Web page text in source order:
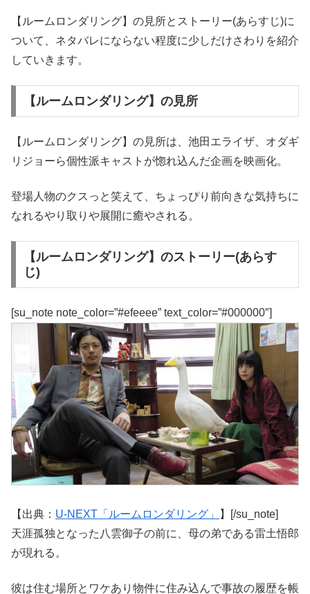
【ルームロンダリング】の見所とストーリー(あらすじ)に
ついて、ネタバレにならない程度に少しだけさわりを紹介
していきます。
【ルームロンダリング】の見所
【ルームロンダリング】の見所は、池田エライザ、オダギ
リジョーら個性派キャストが惚れ込んだ企画を映画化。
登場人物のクスっと笑えて、ちょっぴり前向きな気持ちに
なれるやり取りや展開に癒やされる。
【ルームロンダリング】のストーリー(あらす
じ)
[su_note note_color=”#efeeee” text_color=”#000000″]
【出典： U-NEXT「ルームロンダリング」
】[/su_note]
天涯孤独となった八雲御子の前に、母の弟である雷土悟郎
が現れる。
彼は住む場所とワケあり物件に住み込んで事故の履歴を帳